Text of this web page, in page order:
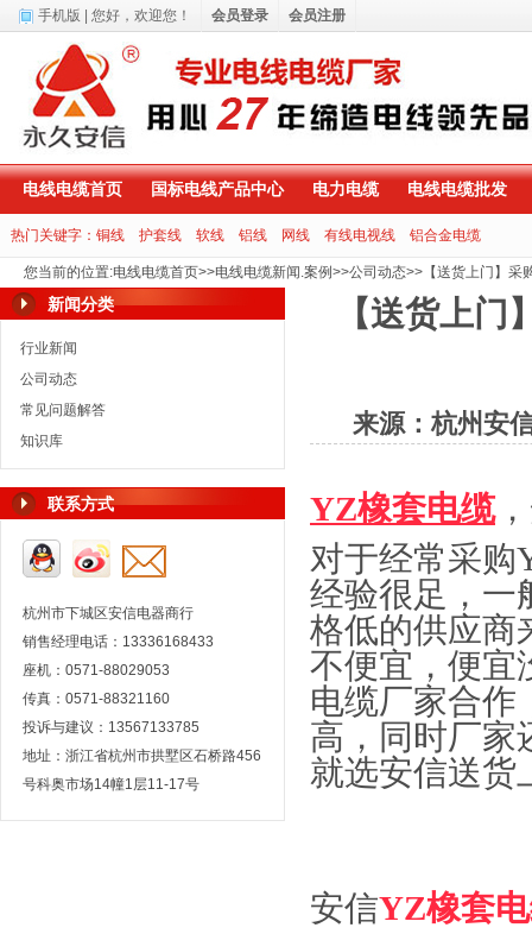
电线电缆首页 国标电线产品中心 电力电缆 电线电缆批发
热门关键字： 铜线 护套线 软线 铝线 网线 有线电视线 铝合金电缆
您当前的位置:电线电缆首页>>电线电缆新闻.案例>>公司动态>> 【送货上门】
新闻分类
行业新闻
公司动态
常见问题解答
知识库
联系方式
杭州市下城区安信电器商行
销售经理电话：13336168433
座机：0571-88029053
传真：0571-88321160
投诉与建议：13567133785
地址：浙江省杭州市拱墅区石桥路456
号科奥市场14幢1层11-17号
【送货上
来源：杭州安
YZ橡套电缆
对于经常采购
经验很足，一
格低的供应商
不便宜，便宜
电缆厂家合作
高，同时厂家
就选安信送货
安信YZ橡套
手机版 | 您好， 欢迎您！ 会员登录 会员注册